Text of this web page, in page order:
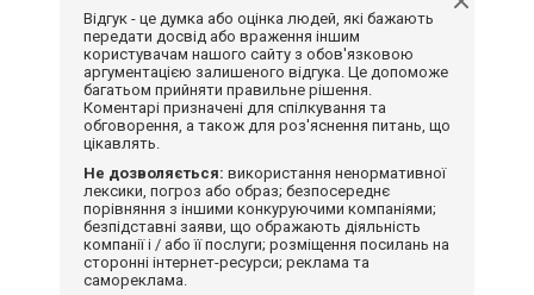
Відгук - це думка або оцінка людей, які бажають
передати досвід або враження іншим
користувачам нашого сайту з обов'язковою
аргументацією залишеного відгука. Це допоможе
багатьом прийняти правильне рішення.
Коментарі призначені для спілкування та
обговорення, а також для роз'яснення питань, що
цікавлять.
Не дозволяється: використання ненормативної
лексики, погроз або образ; безпосереднє
порівняння з іншими конкуруючими компаніями;
безпідставні заяви, що ображають діяльність
компанії і / або її послуги; розміщення посилань на
сторонні інтернет-ресурси; реклама та
самореклама.